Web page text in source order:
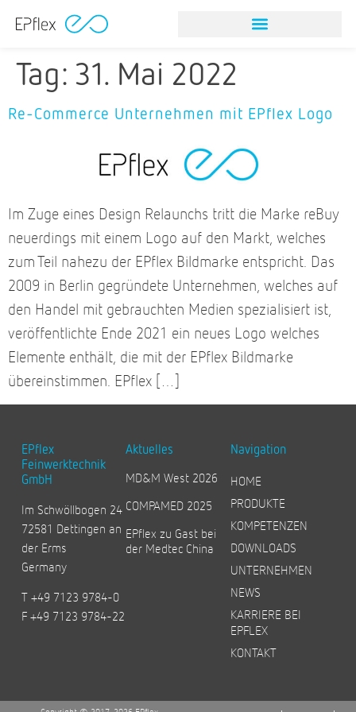
Tag: 31. Mai 2022
Re-Commerce Unternehmen mit EPflex Logo
Im Zuge eines Design Relaunchs tritt die Marke reBuy
neuerdings mit einem Logo auf den Markt, welches
zum Teil nahezu der EPflex Bildmarke entspricht. Das
2009 in Berlin gegründete Unternehmen, welches auf
den Handel mit gebrauchten Medien spezialisiert ist,
veröffentlichte Ende 2021 ein neues Logo welches
Elemente enthält, die mit der EPflex Bildmarke
übereinstimmen. EPflex […]
EPflex
Feinwerktechnik
GmbH
Im Schwöllbogen 24
72581 Dettingen an
der Erms
Germany
T +49 7123 9784-0
F +49 7123 9784-22
Aktuelles
MD&M West 2026
COMPAMED 2025
EPflex zu Gast bei
der Medtec China
Navigation
HOME
PRODUKTE
KOMPETENZEN
DOWNLOADS
UNTERNEHMEN
NEWS
KARRIERE BEI
EPFLEX
KONTAKT